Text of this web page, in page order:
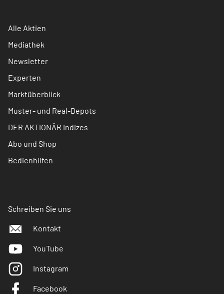
Alle Aktien
Mediathek
Newsletter
Experten
Marktüberblick
Muster- und Real-Depots
DER AKTIONÄR Indizes
Abo und Shop
Bedienhilfen
Schreiben Sie uns
Kontakt
YouTube
Instagram
Facebook